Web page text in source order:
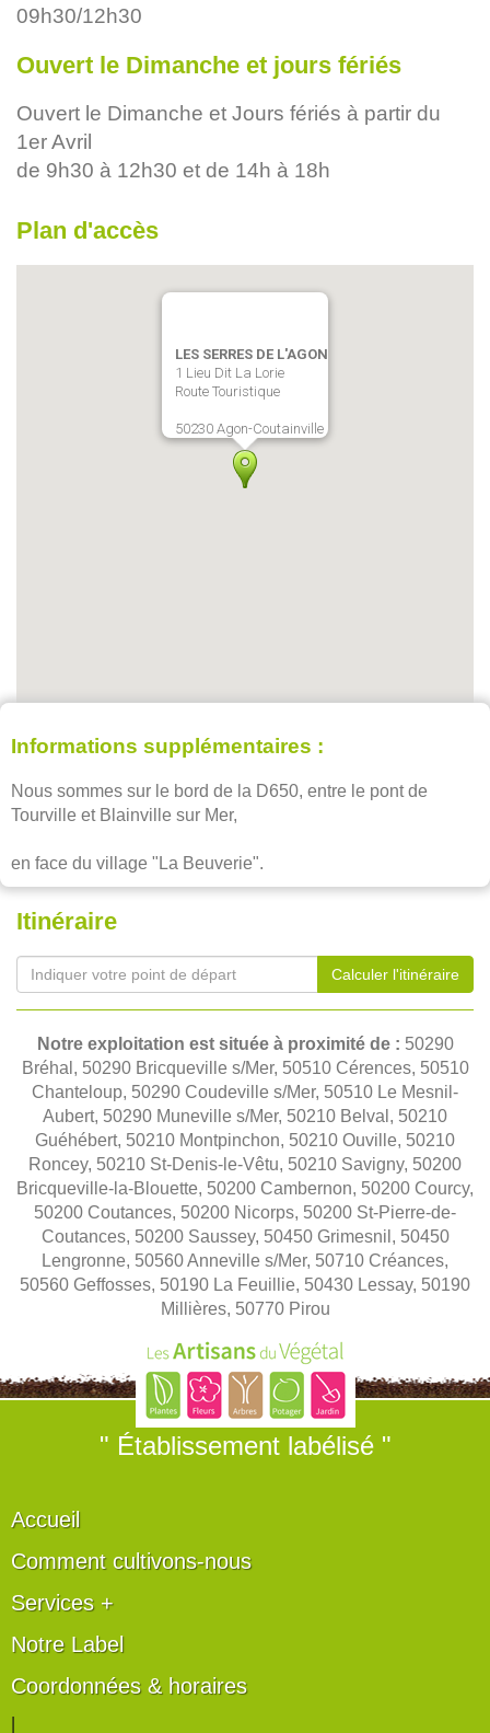
09h30/12h30
Ouvert le Dimanche et jours fériés
Ouvert le Dimanche et Jours fériés à partir du
1er Avril
de 9h30 à 12h30 et de 14h à 18h
Plan d'accès
LES SERRES DE L'AGON
1 Lieu Dit La Lorie
Route Touristique
50230 Agon-Coutainville
Informations supplémentaires :
Nous sommes sur le bord de la D650, entre le pont de
Tourville et Blainville sur Mer,
en face du village "La Beuverie".
Itinéraire
Calculer l'itinéraire
Notre exploitation est située à proximité de : 50290
Bréhal, 50290 Bricqueville s/Mer, 50510 Cérences, 50510
Chanteloup, 50290 Coudeville s/Mer, 50510 Le Mesnil-
Aubert, 50290 Muneville s/Mer, 50210 Belval, 50210
Guéhébert, 50210 Montpinchon, 50210 Ouville, 50210
Roncey, 50210 St-Denis-le-Vêtu, 50210 Savigny, 50200
Bricqueville-la-Blouette, 50200 Cambernon, 50200 Courcy,
50200 Coutances, 50200 Nicorps, 50200 St-Pierre-de-
Coutances, 50200 Saussey, 50450 Grimesnil, 50450
Lengronne, 50560 Anneville s/Mer, 50710 Créances,
50560 Geffosses, 50190 La Feuillie, 50430 Lessay, 50190
Millières, 50770 Pirou
" Établissement labélisé "
Accueil
Comment cultivons-nous
Services +
Notre Label
Coordonnées & horaires